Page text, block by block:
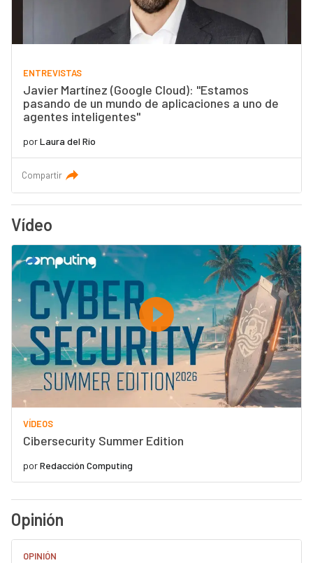
ENTREVISTAS
Javier Martínez (Google Cloud): "Estamos
pasando de un mundo de aplicaciones a uno de
agentes inteligentes"
porLaura del Río
Compartir
Vídeo
VÍDEOS
Cibersecurity Summer Edition
porRedacción Computing
Opinión
OPINIÓN